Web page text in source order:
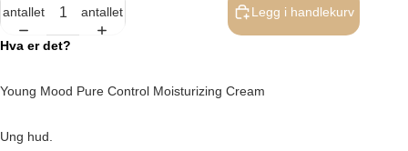
antallet
antallet
Legg i handlekurv
Hva er det?
Young Mood Pure Control Moisturizing Cream
Ung hud.